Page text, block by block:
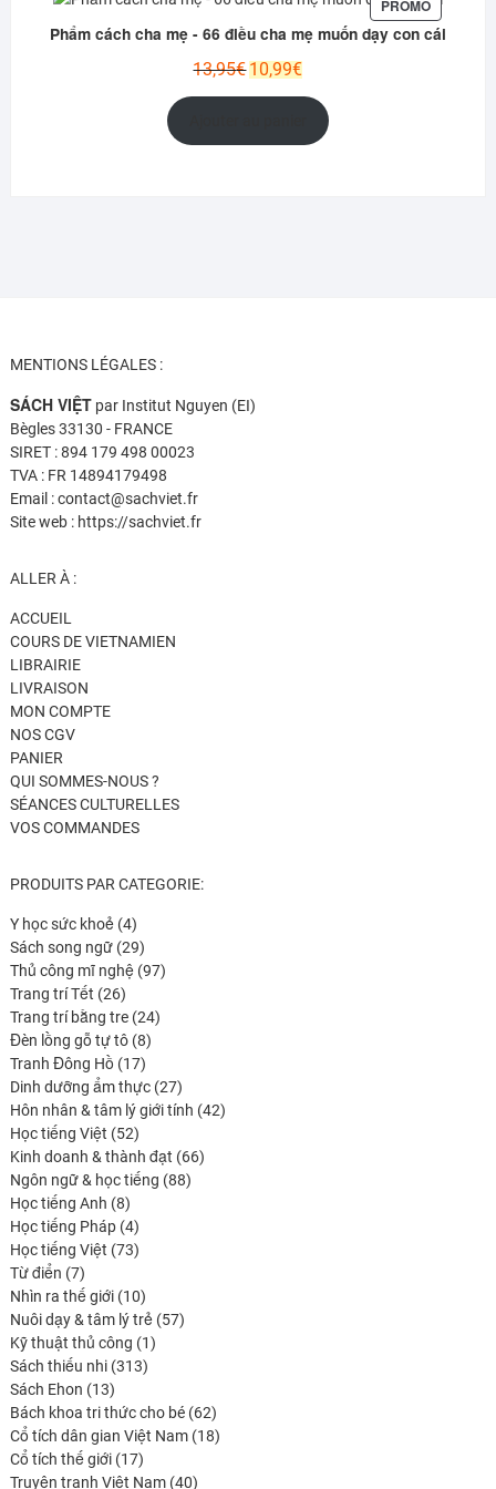
PROMOPRODUIT
EN
Phẩm cách cha mẹ - 66 điều cha mẹ muốn dạy con cái
13,95€Le
10,99€Le
actuel
est :
MENTIONS LÉGALES :
SÁCH VIỆTpar Institut Nguyen (EI)
Bègles 33130 - FRANCE
SIRET : 894 179 498 00023
TVA : FR 14894179498
Email : contact@sachviet.fr
Site web : https://sachviet.fr
ALLER À :
ACCUEIL
COURS DE VIETNAMIEN
LIBRAIRIE
LIVRAISON
MON COMPTE
NOS CGV
PANIER
QUI SOMMES-NOUS ?
SÉANCES CULTURELLES
VOS COMMANDES
PRODUITS PAR CATEGORIE:
Y học sức khoẻ 44
produits
Sách song ngữ 2929
produits
Thủ công mĩ nghệ 9797
Trang trí Tết 2626
produits
Trang trí bằng tre 2424
Đèn lồng gỗ tự tô 88
produits
Tranh Đông Hồ 1717
produits
Dinh dưỡng ẩm thực 2727
produits
Hôn nhân & tâm lý giới tính 4242
Học tiếng Việt 5252
produits
Kinh doanh & thành đạt 6666
Ngôn ngữ & học tiếng 8888
Học tiếng Anh 88
produits
Học tiếng Pháp 44
produits
Học tiếng Việt 7373
Từ điển 77
produits
Nhìn ra thế giới 1010
produits
Nuôi dạy & tâm lý trẻ 5757
Kỹ thuật thủ công 11
Sách thiếu nhi 313313
Sách Ehon 1313
produits
Bách khoa tri thức cho bé 6262
produits
Cổ tích dân gian Việt Nam 1818
Cổ tích thế giới 1717
produits
Truyện tranh Việt Nam 4040